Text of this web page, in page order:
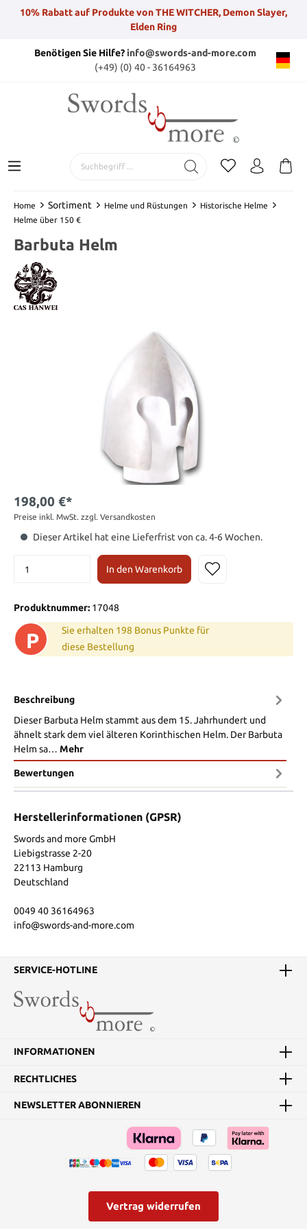
10% Rabatt auf Produkte von THE WITCHER, Demon Slayer,
Elden Ring
Benötigen Sie Hilfe?info@swords-and-more.com
(+49) (0) 40 - 36164963
Home Sortiment Helme und Rüstungen
Historische Helme
Helme über 150 €
Barbuta Helm
198,00 €*
Preise inkl. MwSt. zzgl. Versandkosten
Dieser Artikel hat eine Lieferfrist von ca. 4-6 Wochen.
In den Warenkorb
Produktnummer: 17048
P
Sie erhalten 198 Bonus Punkte für
diese Bestellung
Beschreibung
Dieser Barbuta Helm stammt aus dem 15. Jahrhundert und
ähnelt stark dem viel älteren Korinthischen Helm. Der Barbuta
Helm sa… Mehr
Bewertungen
Herstellerinformationen (GPSR)
Swords and more GmbH
Liebigstrasse 2-20
22113 Hamburg
Deutschland
0049 40 36164963
info@swords-and-more.com
SERVICE-HOTLINE
INFORMATIONEN
RECHTLICHES
NEWSLETTER ABONNIEREN
Vertrag widerrufen